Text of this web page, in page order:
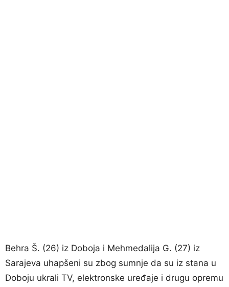
Behra Š. (26) iz Doboja i Mehmedalija G. (27) iz
Sarajeva uhapšeni su zbog sumnje da su iz stana u
Doboju ukrali TV, elektronske uređaje i drugu opremu